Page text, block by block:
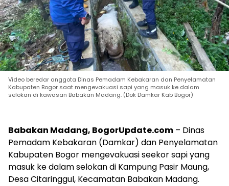
Video beredar anggota Dinas Pemadam Kebakaran dan Penyelamatan
Kabupaten Bogor saat mengevakuasi sapi yang masuk ke dalam
selokan di kawasan Babakan Madang. (Dok Damkar Kab Bogor)
Babakan Madang, BogorUpdate.com – Dinas
Pemadam Kebakaran (Damkar) dan Penyelamatan
Kabupaten Bogor mengevakuasi seekor sapi yang
masuk ke dalam selokan di Kampung Pasir Maung,
Desa Citaringgul, Kecamatan Babakan Madang.